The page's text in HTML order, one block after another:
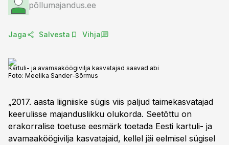
põllumajandus.ee
Jaga Salvesta Vihja
Kartuli- ja avamaaköögivilja kasvatajad saavad abi
Foto: Meelika Sander-Sõrmus
„2017. aasta liigniiske sügis viis paljud taimekasvatajad
keerulisse majanduslikku olukorda. Seetõttu on
erakorralise toetuse eesmärk toetada Eesti kartuli- ja
avamaaköögivilja kasvatajaid, kellel jäi eelmisel sügisel